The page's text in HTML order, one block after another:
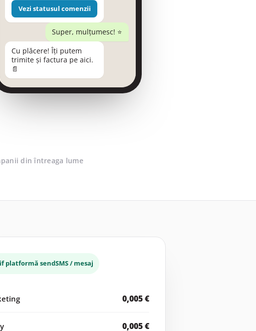
Vezi statusul comenzii
Super, mulțumesc! ⭐
Cu plăcere! Îți putem
trimite și factura pe aici.
📄
din întreaga lume
platformă sendSMS / mesaj
0,005 €
0,005 €